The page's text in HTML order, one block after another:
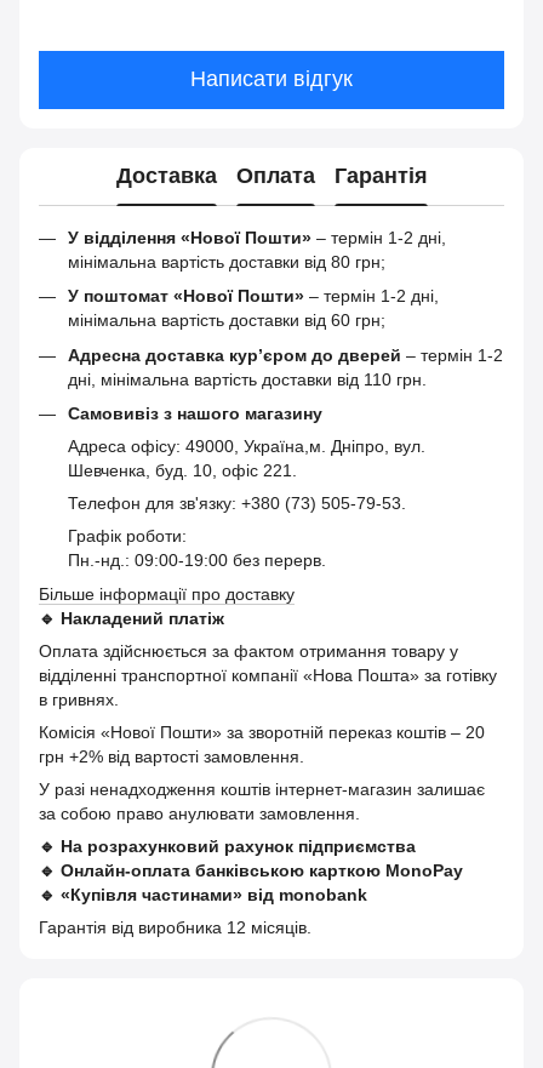
Написати відгук
Доставка Оплата Гарантія
У відділення «Нової Пошти» – термін 1-2 дні,
мінімальна вартість доставки від 80 грн;
У поштомат «Нової Пошти» – термін 1-2 дні,
мінімальна вартість доставки від 60 грн;
Адресна доставка кур’єром до дверей – термін 1-2
дні, мінімальна вартість доставки від 110 грн.
Самовивіз з нашого магазину
Адреса офісу: 49000, Україна,м. Дніпро, вул.
Шевченка, буд. 10, офіс 221.
Телефон для зв'язку: +380 (73) 505-79-53.
Графік роботи:
Пн.-нд.: 09:00-19:00 без перерв.
Більше інформації про доставку
🔹 Накладений платіж
Оплата здійснюється за фактом отримання товару у
відділенні транспортної компанії «Нова Пошта» за готівку
в гривнях.
Комісія «Нової Пошти» за зворотній переказ коштів – 20
грн +2% від вартості замовлення.
У разі ненадходження коштів інтернет-магазин залишає
за собою право анулювати замовлення.
🔹 На розрахунковий рахунок підприємства
🔹 Онлайн-оплата банківською карткою MonoPay
🔹 «Купівля частинами» від monobank
Гарантія від виробника 12 місяців.